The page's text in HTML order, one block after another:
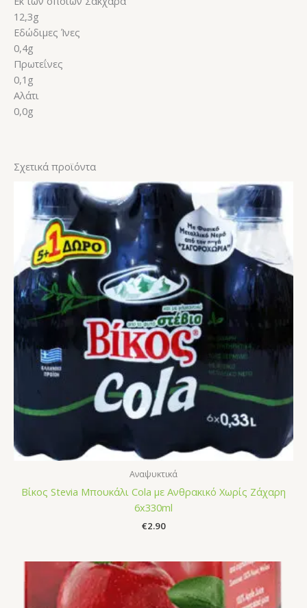
12,3g
Εδώδιμες Ίνες
0,4g
Πρωτεΐνες
0,1g
Αλάτι
0,0g
Σχετικά προϊόντα
Αναψυκτικά
Βίκος Stevia Μπουκάλι Cola με Ανθρακικό Χωρίς Ζάχαρη
6x330ml
€2.90